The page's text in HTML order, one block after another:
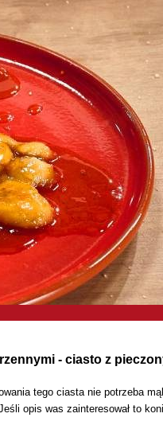
- ciasto z
tego ciasta nie potrzeba
opis was zainteresował to